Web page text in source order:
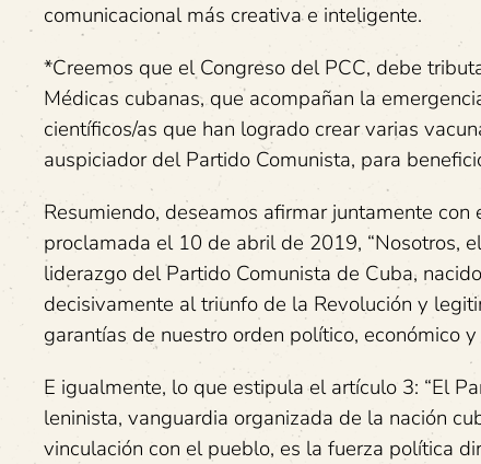
comunicacional más creativa e inteligente.
*Creemos que el Congreso del PCC, debe
Médicas cubanas, que acompañan la
científicos/as que han logrado crear varias
auspiciador del Partido Comunista, para
Resumiendo, deseamos afirmar juntamente
proclamada el 10 de abril de 2019, “Nosotros,
liderazgo del Partido Comunista de Cuba,
decisivamente al triunfo de la Revolución y
garantías de nuestro orden político, económico y
E igualmente, lo que estipula el artículo 3: “El
leninista, vanguardia organizada de la nación
vinculación con el pueblo, es la fuerza política